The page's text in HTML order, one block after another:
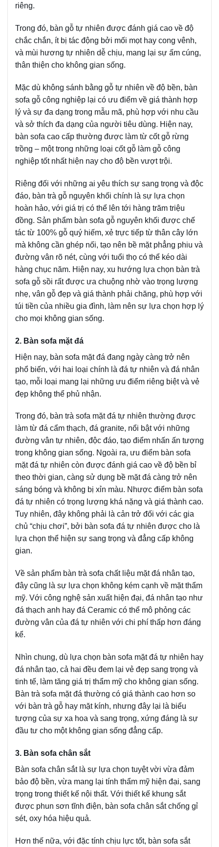
riêng.
Trong đó, bàn gỗ tự nhiên được đánh giá cao về độ
chắc chắn, ít bị tác động bởi mối mọt hay cong vênh,
và mùi hương tự nhiên dễ chịu, mang lại sự ấm cúng,
thân thiện cho không gian sống.
Mặc dù không sánh bằng gỗ tự nhiên về độ bền, bàn
sofa gỗ công nghiệp lại có ưu điểm về giá thành hợp
lý và sự đa dạng trong mẫu mã, phù hợp với nhu cầu
và sở thích đa dạng của người tiêu dùng. Hiện nay,
bàn sofa cao cấp thường được làm từ cốt gỗ rừng
trồng – một trong những loại cốt gỗ làm gỗ công
nghiệp tốt nhất hiện nay cho độ bền vượt trội.
Riêng đối với những ai yêu thích sự sang trọng và độc
đáo, bàn trà gỗ nguyên khối chính là sự lựa chọn
hoàn hảo, với giá trị có thể lên tới hàng trăm triệu
đồng. Sản phẩm bàn sofa gỗ nguyên khối được chế
tác từ 100% gỗ quý hiếm, xẻ trực tiếp từ thân cây lớn
mà không cần ghép nối, tạo nên bề mặt phẳng phiu và
đường vân rõ nét, cùng với tuổi thọ có thể kéo dài
hàng chục năm. Hiện nay, xu hướng lựa chọn bàn trà
sofa gỗ sồi rất được ưa chuộng nhờ vào trọng lượng
nhẹ, vân gỗ đẹp và giá thành phải chăng, phù hợp với
túi tiền của nhiều gia đình, làm nên sự lựa chọn hợp lý
cho mọi không gian sống.
2. Bàn sofa mặt đá
Hiện nay, bàn sofa mặt đá đang ngày càng trở nên
phổ biến, với hai loại chính là đá tự nhiên và đá nhân
tạo, mỗi loại mang lại những ưu điểm riêng biệt và vẻ
đẹp không thể phủ nhận.
Trong đó, bàn trà sofa mặt đá tự nhiên thường được
làm từ đá cẩm thạch, đá granite, nổi bật với những
đường vân tự nhiên, độc đáo, tạo điểm nhấn ấn tượng
trong không gian sống. Ngoài ra, ưu điểm bàn sofa
mặt đá tự nhiên còn được đánh giá cao về độ bền bỉ
theo thời gian, càng sử dụng bề mặt đá càng trở nên
sáng bóng và không bị xỉn màu. Nhược điểm bàn sofa
đá tự nhiên có trọng lượng khá nặng và giá thành cao.
Tuy nhiên, đây không phải là cản trở đối với các gia
chủ “chịu chơi”, bởi bàn sofa đá tự nhiên được cho là
lựa chọn thể hiện sự sang trọng và đẳng cấp không
gian.
Về sản phẩm bàn trà sofa chất liệu mặt đá nhân tạo,
đây cũng là sự lựa chọn không kém cạnh về mặt thẩm
mỹ. Với công nghệ sản xuất hiện đại, đá nhân tạo như
đá thạch anh hay đá Ceramic có thể mô phỏng các
đường vân của đá tự nhiên với chi phí thấp hơn đáng
kể.
Nhìn chung, dù lựa chọn bàn sofa mặt đá tự nhiên hay
đá nhân tạo, cả hai đều đem lại vẻ đẹp sang trọng và
tinh tế, làm tăng giá trị thẩm mỹ cho không gian sống.
Bàn trà sofa mặt đá thường có giá thành cao hơn so
với bàn trà gỗ hay mặt kính, nhưng đây lại là biểu
tượng của sự xa hoa và sang trọng, xứng đáng là sự
đầu tư cho một không gian sống đẳng cấp.
3. Bàn sofa chân sắt
Bàn sofa chân sắt là sự lựa chọn tuyệt vời vừa đảm
bảo độ bền, vừa mang lại tính thẩm mỹ hiện đại, sang
trọng trong thiết kế nội thất. Với thiết kế khung sắt
được phun sơn tĩnh điện, bàn sofa chân sắt chống gỉ
sét, oxy hóa hiệu quả.
Hơn thế nữa, với đặc tính chịu lực tốt, bàn sofa sắt